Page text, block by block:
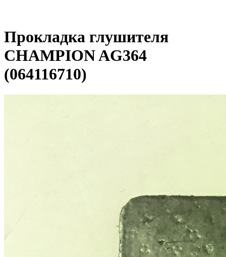
Прокладка глушителя
CHAMPION AG364
(064116710)